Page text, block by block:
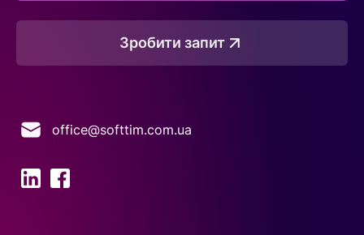
Зробити запит
office@softtim.com.ua